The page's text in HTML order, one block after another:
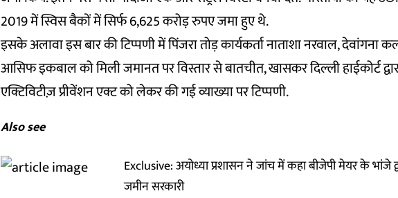
2019 में स्विस बैकों में सिर्फ 6,625 करोड़ रुपए जमा हुए थे.
इसके अलावा इस बार की टिप्पणी में पिंजरा तोड़ कार्यकर्ता नाताशा नरवाल, देवांगना
आसिफ इकबाल को मिली जमानत पर विस्तार से बातचीत, खासकर दिल्ली हाईकोर्ट
एक्टिविटीज़ प्रीवेंशन एक्ट को लेकर की गई व्याख्या पर टिप्पणी.
Also see
Exclusive: अयोध्या प्रशासन ने जांच में कहा बीजेपी मेयर के भांजे
जमीन सरकारी